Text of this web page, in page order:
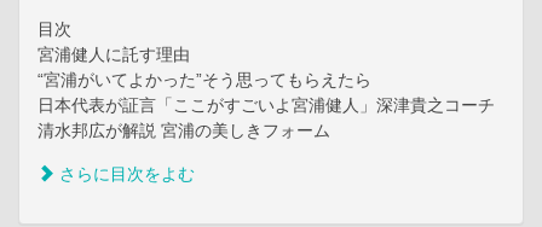
目次
宮浦健人に託す理由
“宮浦がいてよかった”そう思ってもらえたら
日本代表が証言「ここがすごいよ宮浦健人」深津貴之コーチ
清水邦広が解説 宮浦の美しきフォーム
さらに目次をよむ